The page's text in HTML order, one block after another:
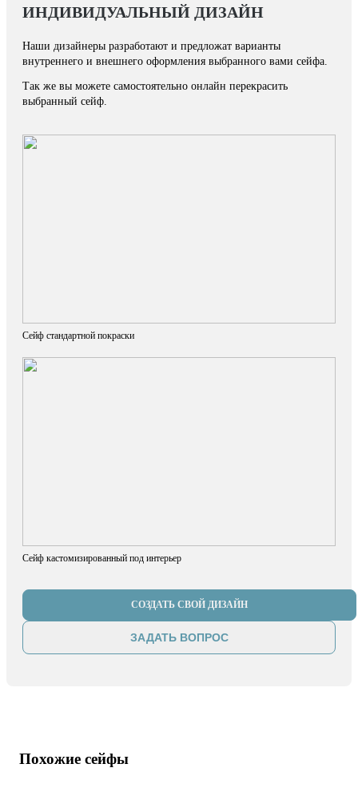
ИНДИВИДУАЛЬНЫЙ ДИЗАЙН
Наши дизайнеры разработают и предложат варианты
внутреннего и внешнего оформления выбранного вами сейфа.
Так же вы можете самостоятельно онлайн перекрасить
выбранный сейф.
Сейф стандартной покраски
Сейф кастомизированный под интерьер
СОЗДАТЬ СВОЙ ДИЗАЙН
ЗАДАТЬ ВОПРОС
Похожие сейфы